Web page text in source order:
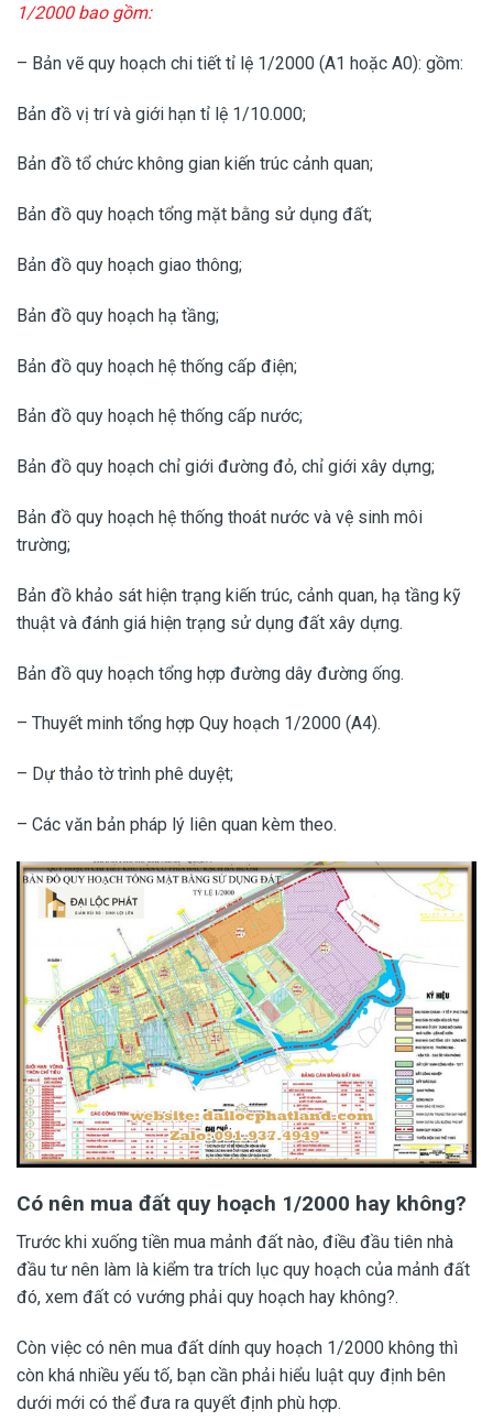
1/2000 bao gồm:
– Bản vẽ quy hoạch chi tiết tỉ lệ 1/2000 (A1 hoặc A0): gồm:
Bản đồ vị trí và giới hạn tỉ lệ 1/10.000;
Bản đồ tổ chức không gian kiến trúc cảnh quan;
Bản đồ quy hoạch tổng mặt bằng sử dụng đất;
Bản đồ quy hoạch giao thông;
Bản đồ quy hoạch hạ tầng;
Bản đồ quy hoạch hệ thống cấp điện;
Bản đồ quy hoạch hệ thống cấp nước;
Bản đồ quy hoạch chỉ giới đường đỏ, chỉ giới xây dựng;
Bản đồ quy hoạch hệ thống thoát nước và vệ sinh môi
trường;
Bản đồ khảo sát hiện trạng kiến trúc, cảnh quan, hạ tầng kỹ
thuật và đánh giá hiện trạng sử dụng đất xây dựng.
Bản đồ quy hoạch tổng hợp đường dây đường ống.
– Thuyết minh tổng hợp Quy hoạch 1/2000 (A4).
– Dự thảo tờ trình phê duyệt;
– Các văn bản pháp lý liên quan kèm theo.
Có nên mua đất quy hoạch 1/2000 hay không?
Trước khi xuống tiền mua mảnh đất nào, điều đầu tiên nhà
đầu tư nên làm là kiểm tra trích lục quy hoạch của mảnh đất
đó, xem đất có vướng phải quy hoạch hay không?.
Còn việc có nên mua đất dính quy hoạch 1/2000 không thì
còn khá nhiều yếu tố, bạn cần phải hiểu luật quy định bên
dưới mới có thể đưa ra quyết định phù hợp.